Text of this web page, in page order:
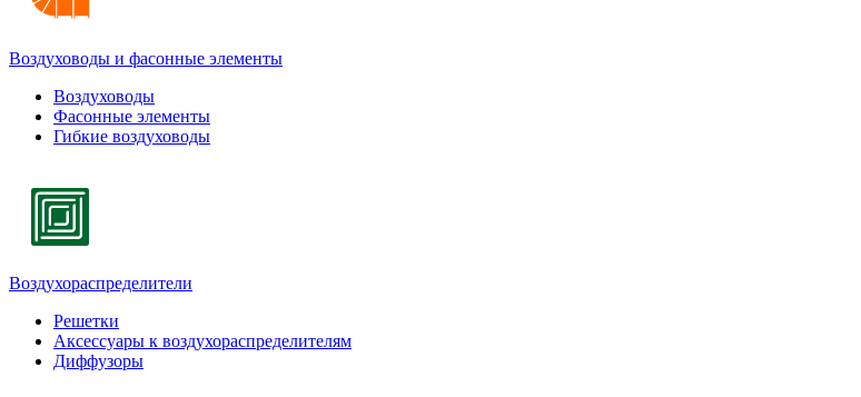
Воздуховоды и фасонные элементы
Воздуховоды
Фасонные элементы
Гибкие воздуховоды
Воздухораспределители
Решетки
Аксессуары к воздухораспределителям
Диффузоры